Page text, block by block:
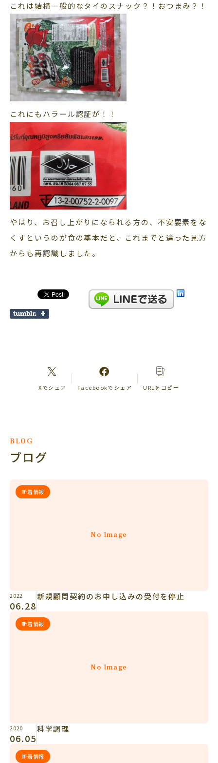
これは結構一般的なタイのスナック？！おつまみ？！
これにもハラール認証が！！
やはり、お召し上がりになられる方の、不安要素をな
くすというのが食の基本だと、これまでと違った見方
からも再認識しました。
Xでシェア Facebookでシェア URLをコピー
BLOG
ブログ
No Image
新着情報
2022
06.28
新規顧問契約のお申し込みの受付を停止
No Image
新着情報
2020
06.05
科学調理
新着情報